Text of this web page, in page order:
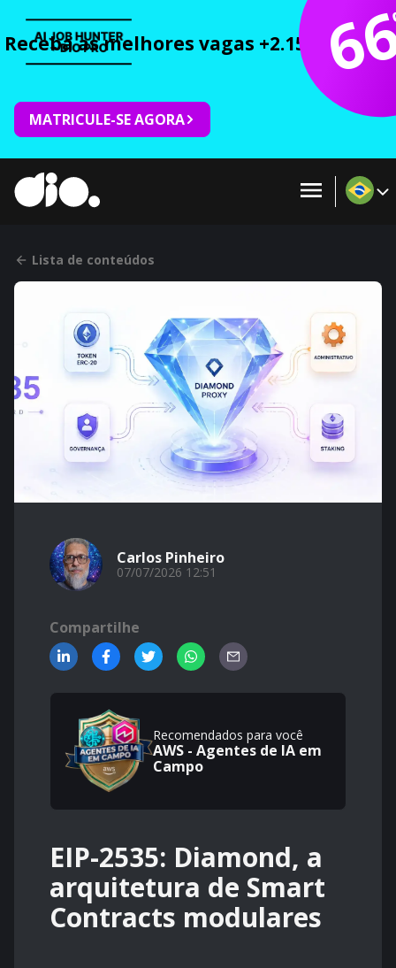
Receba as melhores vagas +2.150 cursos
MATRICULE-SE AGORA
Lista de conteúdos
Carlos Pinheiro
07/07/2026 12:51
Compartilhe
Recomendados para você
AWS - Agentes de IA em
Campo
EIP-2535: Diamond, a
arquitetura de Smart
Contracts modulares